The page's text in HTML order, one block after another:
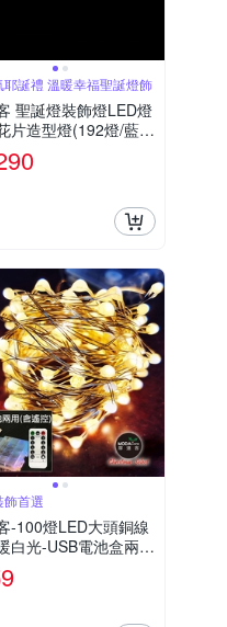
耶誕禮 溫暖幸福聖誕燈飾
聖誕燈裝飾燈LED燈
片造型燈(192燈/藍白
控制器跳機) 本島免運
飾首選
-100燈LED大頭銅線
白光-USB電池盒兩用
贈遙控器)浪漫星星燈